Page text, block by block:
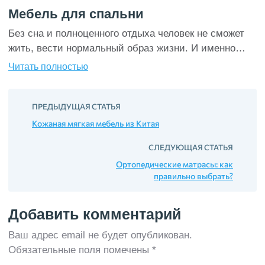
Мебель для спальни
Без сна и полноценного отдыха человек не сможет
жить, вести нормальный образ жизни. И именно
поэтому особое внимание при обустройстве
простора, где все должно способствовать вашему
полному расслаблению. Не выбирайте для
Читать полностью
ПРЕДЫДУЩАЯ СТАТЬЯ
Кожаная мягкая мебель из Китая
СЛЕДУЮЩАЯ СТАТЬЯ
Ортопедические матрасы: как
правильно выбрать?
Добавить комментарий
Ваш адрес email не будет опубликован.
Обязательные поля помечены *